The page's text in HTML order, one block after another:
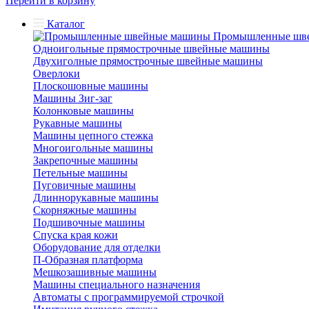
Каталог
Промышленные
Одноигольные прямострочные швейные машины
Двухиголные прямострочные швейные машины
Оверлоки
Плоскошовные машины
Машины Зиг-заг
Колонковые машины
Рукавные машины
Машины цепного стежка
Многоигольные машины
Закрепочные машины
Петельные машины
Пуговичные машины
Длиннорукавные машины
Скорняжные машины
Подшивочные машины
Спуска края кожи
Оборудование для отделки
П-Образная платформа
Мешкозашивные машины
Машины специального назначения
Автоматы с программируемой строчкой